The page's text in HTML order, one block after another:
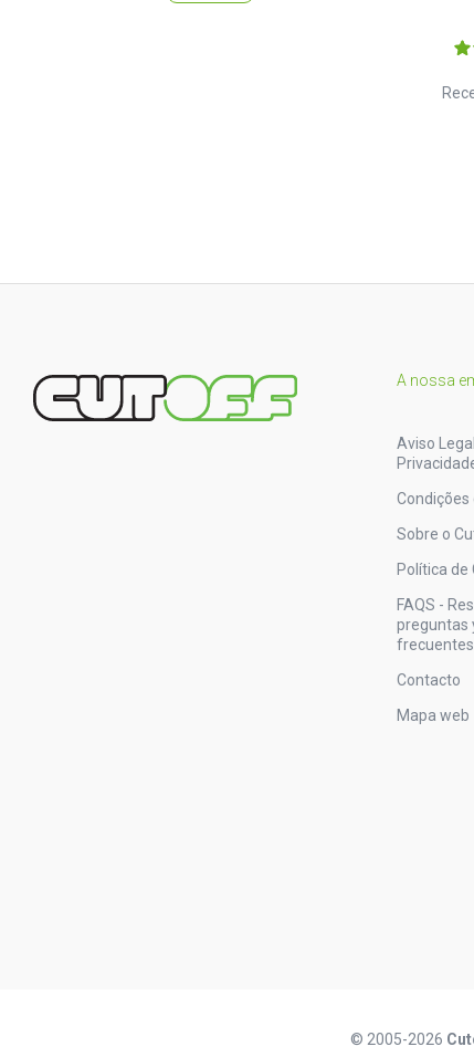
A nossa
Aviso
Condições
Sobre o
Política de
FAQS -
preguntas
frecuentes
Contacto
Mapa web
© 2005-2026